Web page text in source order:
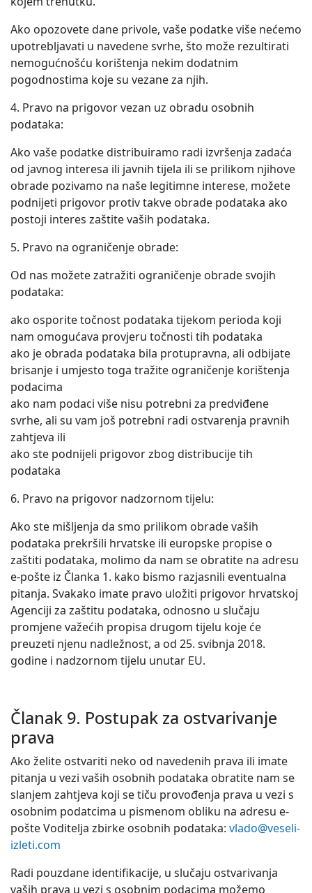
Ako opozovete dane privole, vaše podatke više nećemo
upotrebljavati u navedene svrhe, što može rezultirati
nemogućnošću korištenja nekim dodatnim
pogodnostima koje su vezane za njih.
4. Pravo na prigovor vezan uz obradu osobnih
podataka:
Ako vaše podatke distribuiramo radi izvršenja zadaća
od javnog interesa ili javnih tijela ili se prilikom njihove
obrade pozivamo na naše legitimne interese, možete
podnijeti prigovor protiv takve obrade podataka ako
postoji interes zaštite vaših podataka.
5. Pravo na ograničenje obrade:
Od nas možete zatražiti ograničenje obrade svojih
podataka:
ako osporite točnost podataka tijekom perioda koji
nam omogućava provjeru točnosti tih podataka
ako je obrada podataka bila protupravna, ali odbijate
brisanje i umjesto toga tražite ograničenje korištenja
podacima
ako nam podaci više nisu potrebni za predviđene
svrhe, ali su vam još potrebni radi ostvarenja pravnih
zahtjeva ili
ako ste podnijeli prigovor zbog distribucije tih
podataka
6. Pravo na prigovor nadzornom tijelu:
Ako ste mišljenja da smo prilikom obrade vaših
podataka prekršili hrvatske ili europske propise o
zaštiti podataka, molimo da nam se obratite na adresu
e-pošte iz Članka 1. kako bismo razjasnili eventualna
pitanja. Svakako imate pravo uložiti prigovor hrvatskoj
Agenciji za zaštitu podataka, odnosno u slučaju
promjene važećih propisa drugom tijelu koje će
preuzeti njenu nadležnost, a od 25. svibnja 2018.
godine i nadzornom tijelu unutar EU.
Članak 9. Postupak za ostvarivanje
prava
Ako želite ostvariti neko od navedenih prava ili imate
pitanja u vezi vaših osobnih podataka obratite nam se
slanjem zahtjeva koji se tiču provođenja prava u vezi s
osobnim podatcima u pismenom obliku na adresu e-
pošte Voditelja zbirke osobnih podataka: vlado@veseli-
izleti.com
Radi pouzdane identifikacije, u slučaju ostvarivanja
vaših prava u vezi s osobnim podacima možemo